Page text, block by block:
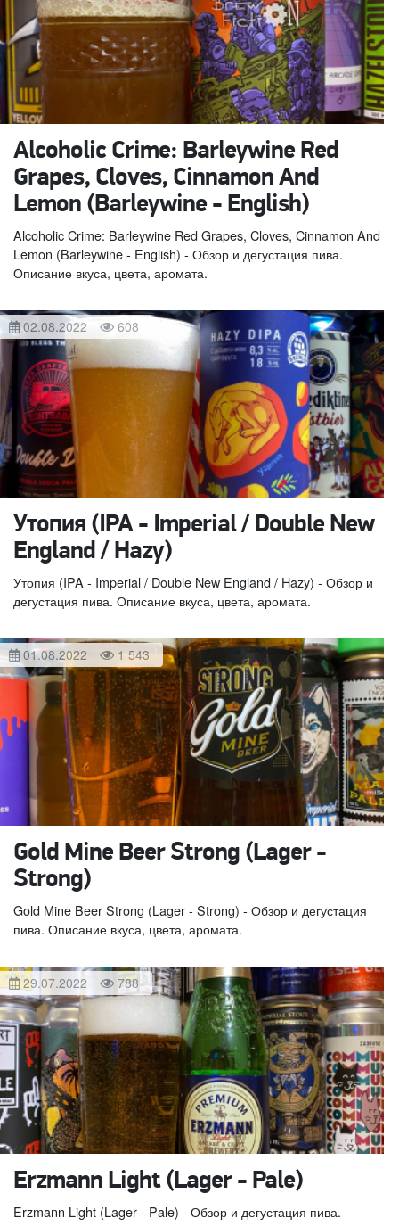
Alcoholic Crime: Barleywine Red
Grapes, Cloves, Cinnamon And
Lemon (Barleywine - English)
Alcoholic Crime: Barleywine Red Grapes, Cloves, Cinnamon And
Lemon (Barleywine - English) - Обзор и дегустация пива.
Описание вкуса, цвета, аромата.
02.08.2022 608
Утопия (IPA - Imperial / Double New
England / Hazy)
Утопия (IPA - Imperial / Double New England / Hazy) - Обзор и
дегустация пива. Описание вкуса, цвета, аромата.
01.08.2022 1 543
Gold Mine Beer Strong (Lager -
Strong)
Gold Mine Beer Strong (Lager - Strong) - Обзор и дегустация
пива. Описание вкуса, цвета, аромата.
29.07.2022 788
Erzmann Light (Lager - Pale)
Erzmann Light (Lager - Pale) - Обзор и дегустация пива.